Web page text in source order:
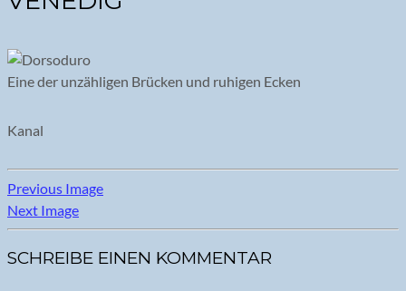
Eine der unzähligen Brücken und ruhigen Ecken
Kanal
Previous Image
Next Image
SCHREIBE EINEN KOMMENTAR